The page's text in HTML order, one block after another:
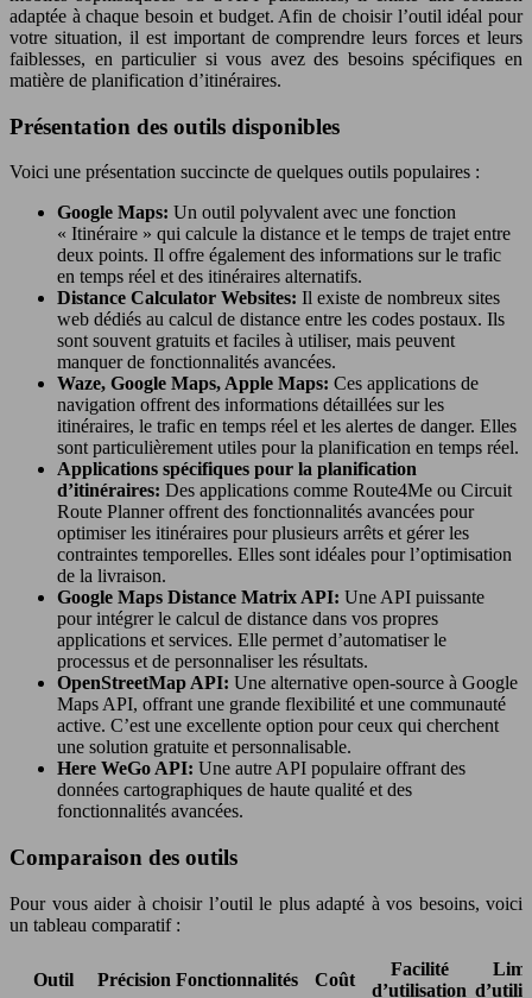
adaptée à chaque besoin et budget. Afin de choisir l’outil idéal pour
votre situation, il est important de comprendre leurs forces et leurs
faiblesses, en particulier si vous avez des besoins spécifiques en
matière de planification d’itinéraires.
Présentation des outils disponibles
Voici une présentation succincte de quelques outils populaires :
Google Maps: Un outil polyvalent avec une fonction
« Itinéraire » qui calcule la distance et le temps de trajet entre
deux points. Il offre également des informations sur le trafic
en temps réel et des itinéraires alternatifs.
Distance Calculator Websites: Il existe de nombreux sites
web dédiés au calcul de distance entre les codes postaux. Ils
sont souvent gratuits et faciles à utiliser, mais peuvent
manquer de fonctionnalités avancées.
Waze, Google Maps, Apple Maps: Ces applications de
navigation offrent des informations détaillées sur les
itinéraires, le trafic en temps réel et les alertes de danger. Elles
sont particulièrement utiles pour la planification en temps réel.
Applications spécifiques pour la planification
d’itinéraires: Des applications comme Route4Me ou Circuit
Route Planner offrent des fonctionnalités avancées pour
optimiser les itinéraires pour plusieurs arrêts et gérer les
contraintes temporelles. Elles sont idéales pour l’optimisation
de la livraison.
Google Maps Distance Matrix API: Une API puissante
pour intégrer le calcul de distance dans vos propres
applications et services. Elle permet d’automatiser le
processus et de personnaliser les résultats.
OpenStreetMap API: Une alternative open-source à Google
Maps API, offrant une grande flexibilité et une communauté
active. C’est une excellente option pour ceux qui cherchent
une solution gratuite et personnalisable.
Here WeGo API: Une autre API populaire offrant des
données cartographiques de haute qualité et des
fonctionnalités avancées.
Comparaison des outils
Pour vous aider à choisir l’outil le plus adapté à vos besoins, voici
un tableau comparatif :
Outil Précision Fonctionnalités Coût
Facilité
d’utilisation